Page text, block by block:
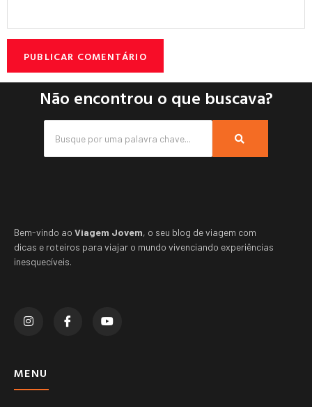
Não encontrou o que buscava?
Bem-vindo ao Viagem Jovem, o seu blog de viagem com
dicas e roteiros para viajar o mundo vivenciando experiências
inesquecíveis.
MENU